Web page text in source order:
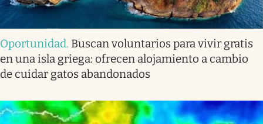
Oportunidad. Buscan voluntarios para vivir gratis
en una isla griega: ofrecen alojamiento a cambio
de cuidar gatos abandonados